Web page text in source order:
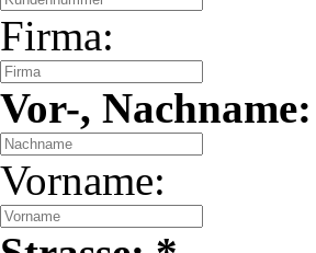
Firma:
Vor-,
Vorname: